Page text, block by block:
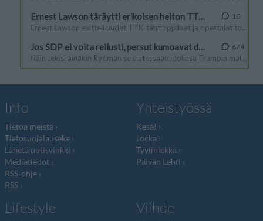
Info
Tietoa meistä
Tietosuojalauseke
Lähetä uutisvinkki
Mediatiedot
RSS-ohje
RSS
Yhteistyössä
Kesä!
Jocka
Tyyliniekka
Päivän Lehti
Lifestyle Viihde